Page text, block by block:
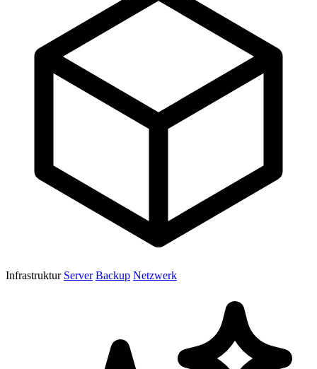
Infrastruktur Server Backup Netzwerk